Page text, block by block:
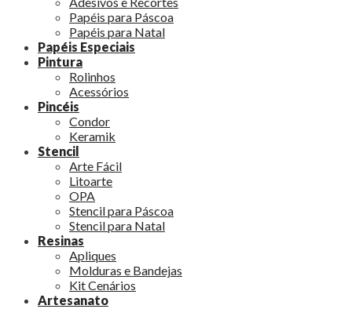
Papéis para Páscoa
Papéis para Natal
Papéis Especiais
Pintura
Rolinhos
Acessórios
Pincéis
Condor
Keramik
Stencil
Arte Fácil
Litoarte
OPA
Stencil para Páscoa
Stencil para Natal
Resinas
Apliques
Molduras e Bandejas
Kit Cenários
Artesanato